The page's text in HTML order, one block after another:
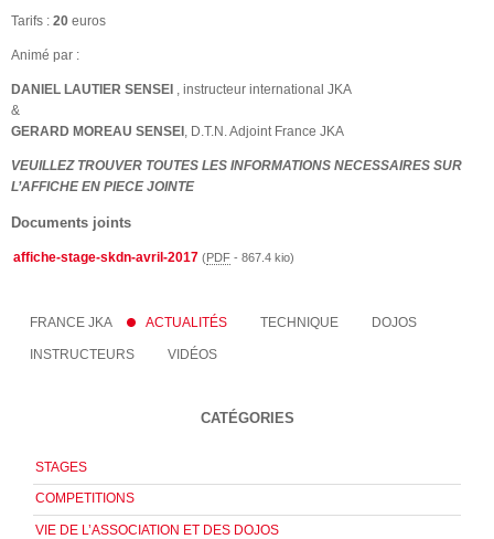
Tarifs : 20 euros
Animé par :
DANIEL LAUTIER SENSEI , instructeur international JKA
&
GERARD MOREAU SENSEI , D.T.N. Adjoint France JKA
VEUILLEZ TROUVER TOUTES LES INFORMATIONS NECESSAIRES SUR
L’AFFICHE EN PIECE JOINTE
Documents joints
affiche-stage-skdn-avril-2017 (PDF -867.4 kio)
FRANCE JKA ACTUALITÉS TECHNIQUE DOJOS
INSTRUCTEURS VIDÉOS
CATÉGORIES
STAGES
COMPETITIONS
VIE DE L’ASSOCIATION ET DES DOJOS